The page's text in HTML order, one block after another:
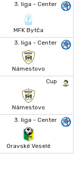
3. liga - Center
MFK Bytča
3. liga - Center
Námestovo
Cup
Námestovo
3. liga - Center
Oravské Veselé